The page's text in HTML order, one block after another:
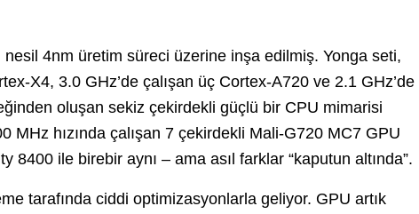
4nm üretim süreci üzerine inşa edilmiş. Yonga seti,
X4, 3.0 GHz’de çalışan üç Cortex-A720 ve 2.1 GHz’de
oluşan sekiz çekirdekli güçlü bir CPU mimarisi
MHz hızında çalışan 7 çekirdekli Mali-G720 MC7 GPU
8400 ile birebir aynı – ama asıl farklar “kaputun altında”.
tarafında ciddi optimizasyonlarla geliyor. GPU artık